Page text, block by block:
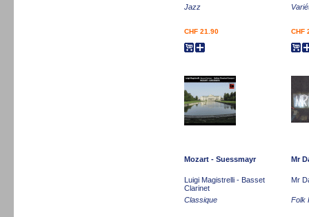
Jazz
CHF 21.90 CHF
Mozart - Suessmayr
Luigi Magistrelli - Basset
Clarinet
Classique
Mr
Mr
Folk